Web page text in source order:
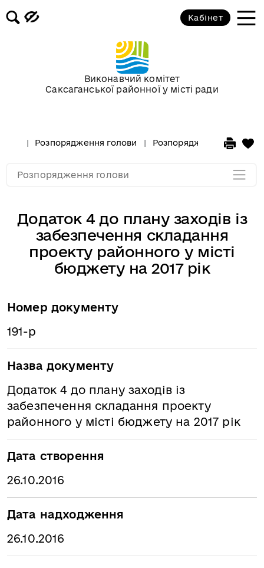
Виконавчий комітет
Саксаганської районної у місті ради
Кабінет
Розпорядження голови Розпорядження за 2016
Додаток 4 до плану заходів із
забезпечення складання
проекту районного у місті
бюджету на 2017 рік
Номер документу
191-р
Назва документу
Додаток 4 до плану заходів із
забезпечення складання проекту
районного у місті бюджету на 2017 рік
Дата створення
26.10.2016
Дата надходження
26.10.2016
Розпорядження голови
Розпорядження голови за лютий
Розпорядження голови за